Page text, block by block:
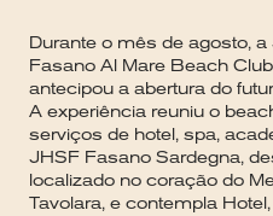
Durante o mês de agosto,
Fasano Al Mare Beach
antecipou a abertura do
A experiência reuniu o
serviços de hotel, spa,
JHSF Fasano Sardegna,
localizado no coração do
Tavolara, e contempla